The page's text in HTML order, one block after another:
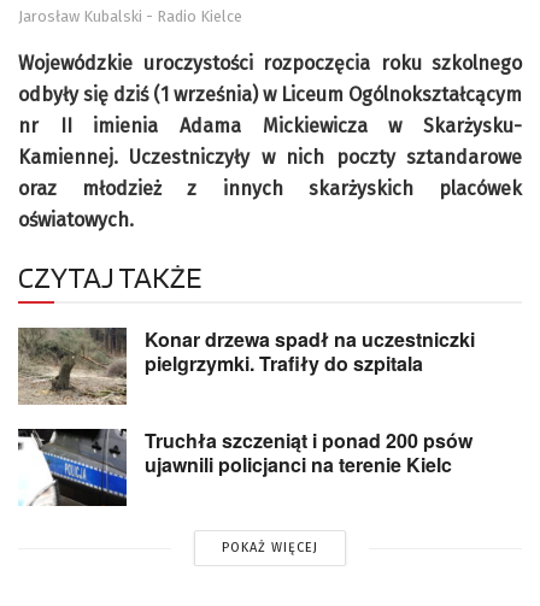
Jarosław Kubalski - Radio Kielce
Wojewódzkie uroczystości rozpoczęcia roku szkolnego
odbyły się dziś (1 września) w Liceum Ogólnokształcącym
nr II imienia Adama Mickiewicza w Skarżysku-
Kamiennej. Uczestniczyły w nich poczty sztandarowe
oraz młodzież z innych skarżyskich placówek
oświatowych.
CZYTAJ TAKŻE
Konar drzewa spadł na uczestniczki
pielgrzymki. Trafiły do szpitala
Truchła szczeniąt i ponad 200 psów
ujawnili policjanci na terenie Kielc
POKAŻ WIĘCEJ